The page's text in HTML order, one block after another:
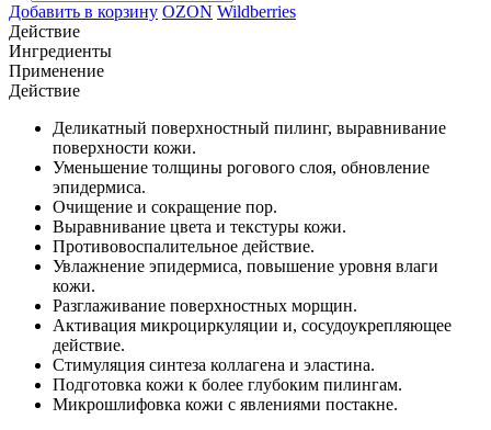
Добавить в корзину OZON Wildberries
Действие
Ингредиенты
Применение
Действие
Деликатный поверхностный пилинг, выравнивание
поверхности кожи.
Уменьшение толщины рогового слоя, обновление
эпидермиса.
Очищение и сокращение пор.
Выравнивание цвета и текстуры кожи.
Противовоспалительное действие.
Увлажнение эпидермиса, повышение уровня влаги
кожи.
Разглаживание поверхностных морщин.
Активация микроциркуляции и, сосудоукрепляющее
действие.
Стимуляция синтеза коллагена и эластина.
Подготовка кожи к более глубоким пилингам.
Микрошлифовка кожи с явлениями постакне.